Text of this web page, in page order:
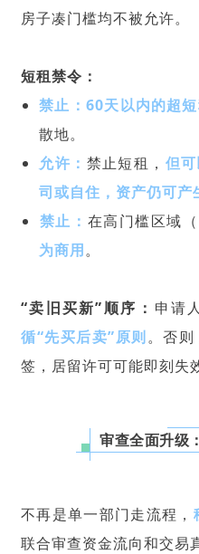
房子凑门槛均不被允许。
‌短租禁令‌：
禁止‌：60天以内的超
散地。
允许‌： 禁止短租， 但
司或自住 ，资产仍可产
禁止‌： 在高门槛区域
为商用。
‌“卖旧买新”顺序‌： 申请
循‌“先买后卖”‌原则。否
签，居留许可可能即刻失
审查全面升级
不再是单一部门走流程，
联合审查资金流向和交易